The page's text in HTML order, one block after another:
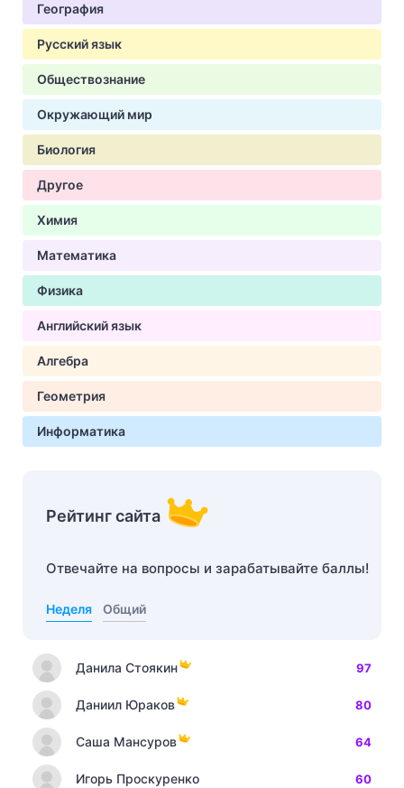
География
Русский язык
Обществознание
Окружающий мир
Биология
Другое
Химия
Математика
Физика
Английский язык
Алгебра
Геометрия
Информатика
Рейтинг сайта
Отвечайте на вопросы и зарабатывайте баллы!
Неделя Общий
Данила Стоякин 97
Даниил Юраков 80
Саша Мансуров 64
Игорь Проскуренко 60